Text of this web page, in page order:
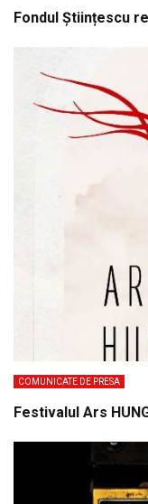
Fondul Științescu
COMUNICATE DE PRESA
Festivalul Ars